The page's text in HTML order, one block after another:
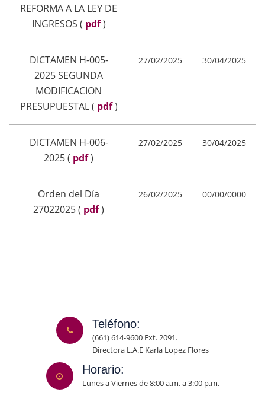
REFORMA A LA LEY DE
INGRESOS ( pdf )
DICTAMEN H-005-
2025 SEGUNDA
MODIFICACION
PRESUPUESTAL( pdf )
27/02/2025 30/04/2025
DICTAMEN H-006-
2025( pdf)
27/02/2025 30/04/2025
Orden del Día
27022025( pdf)
26/02/2025 00/00/0000
Teléfono:
(661) 614-9600 Ext. 2091.
Directora L.A.E Karla Lopez Flores
Horario:
Lunes a Viernes de 8:00 a.m. a 3:00 p.m.